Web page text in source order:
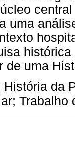
uma
de uma
História da
Trabalho